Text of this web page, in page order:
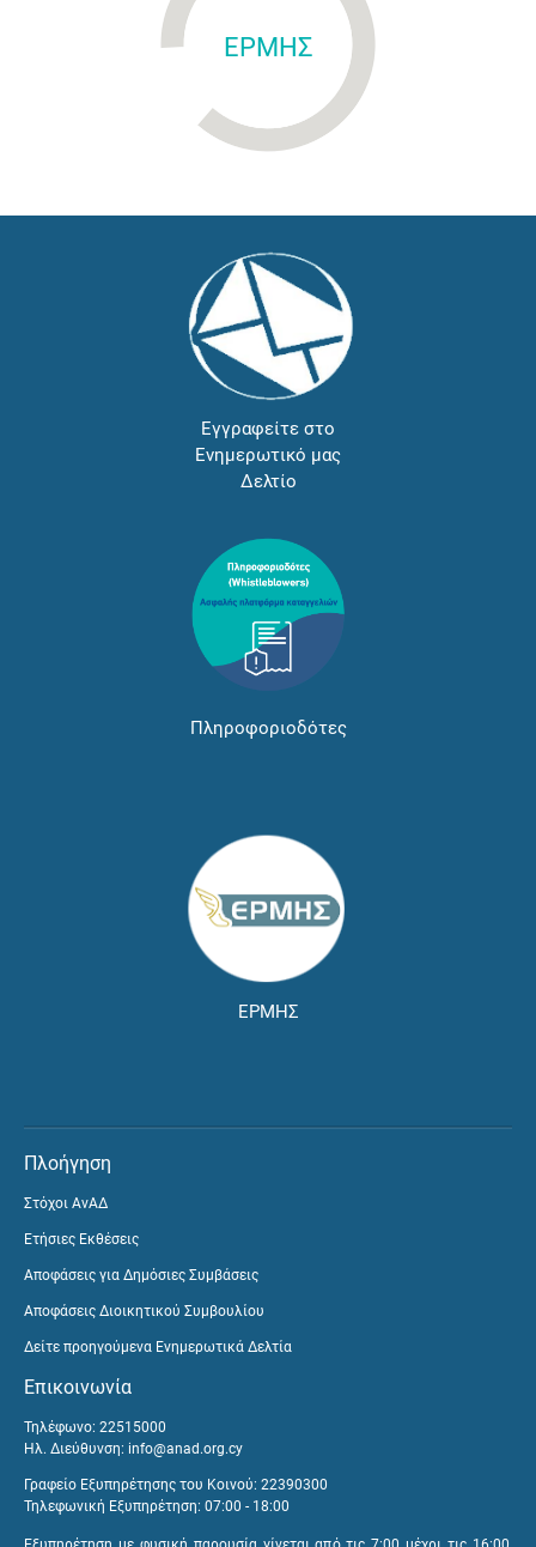
ΕΡΜΗΣ
Εγγραφείτε στο
Ενημερωτικό μας
Δελτίο
Πληροφοριοδότες
ΕΡΜΗΣ
Πλοήγηση
Στόχοι ΑνΑΔ
Ετήσιες Εκθέσεις
Αποφάσεις για Δημόσιες Συμβάσεις
Αποφάσεις Διοικητικού Συμβουλίου
Δείτε προηγούμενα Ενημερωτικά Δελτία
Επικοινωνία
Τηλέφωνο: 22515000
Ηλ. Διεύθυνση: info@anad.org.cy
Γραφείο Εξυπηρέτησης του Κοινού: 22390300
Τηλεφωνική Εξυπηρέτηση: 07:00 - 18:00